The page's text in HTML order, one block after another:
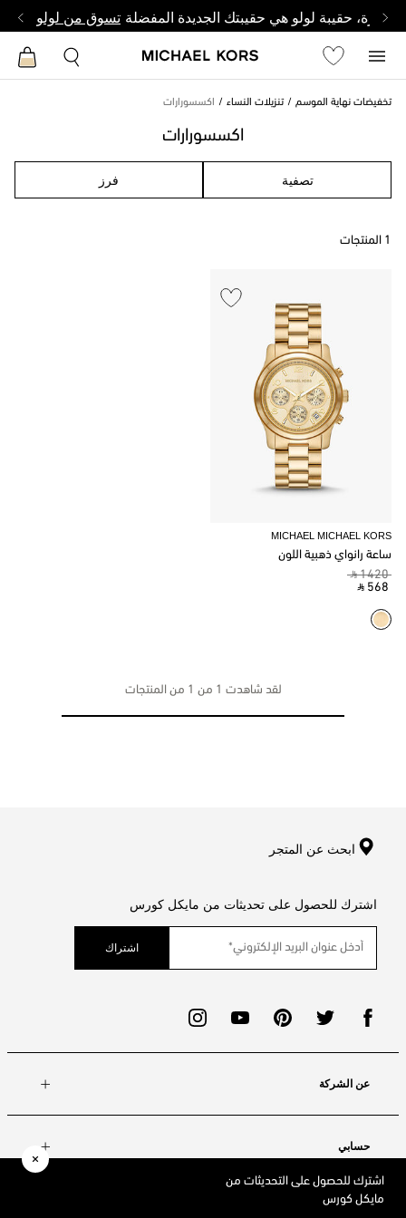
وصغيرة، حقيبة لولو هي حقيبتك الجديدة المفضلة تسوق من لولو
تخفيضات نهاية الموسم تنزيلات النساء اكسسورارات
اكسسورارات
تصفية فرز
1 المنتجات
MICHAEL MICHAEL KORS
ساعة رانواي ذهبية اللون
‎ ⃁ 1420 ‎
‎ ⃁ 568 ‎
لقد شاهدت 1 من 1 من المنتجات
اشترك للحصول على التحديثات من
مايكل كورس
ابحث عن المتجر
اشترك للحصول على تحديثات من مايكل كورس
اشتراك
عن الشركة
حسابي